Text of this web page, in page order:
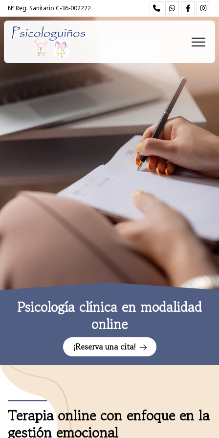
Nº Reg. Sanitario C-36-002222
Psicología clínica en modalidad
online
¡Reserva una cita!
Terapia online con enfoque en la
gestión emocional